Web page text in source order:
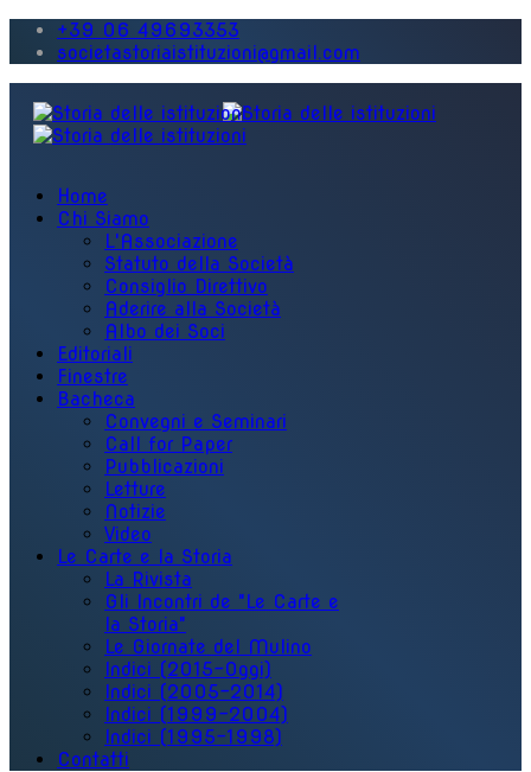
+39 06 49693353
societastoriaistituzioni@gmail.com
Home
Chi Siamo
L'Associazione
Statuto della Società
Consiglio Direttivo
Aderire alla Società
Albo dei Soci
Editoriali
Finestre
Bacheca
Convegni e Seminari
Call for Paper
Pubblicazioni
Letture
Notizie
Video
Le Carte e la Storia
La Rivista
Gli Incontri de "Le Carte e
la Storia"
Le Giornate del Mulino
Indici (2015-Oggi)
Indici (2005-2014)
Indici (1999-2004)
Indici (1995-1998)
Contatti